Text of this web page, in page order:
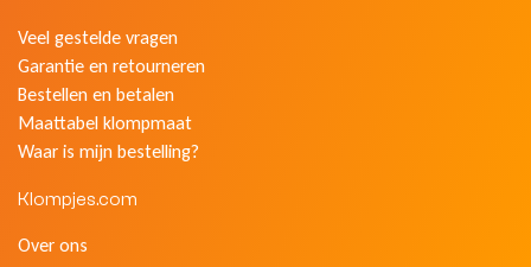
Veel gestelde vragen
Garantie en retourneren
Bestellen en betalen
Maattabel klompmaat
Waar is mijn bestelling?
Klompjes.com
Over ons